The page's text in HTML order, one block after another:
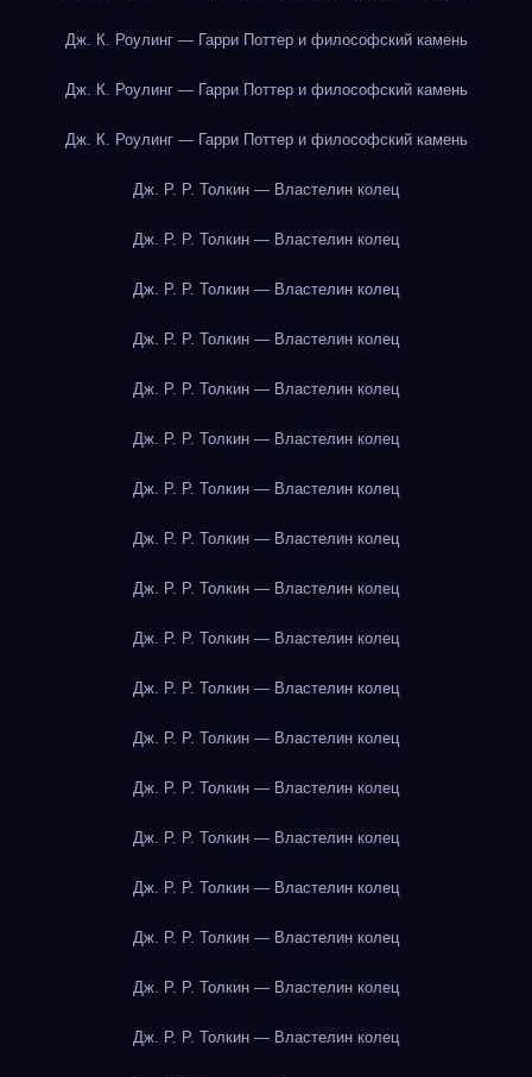
Дж. К. Роулинг — Гарри Поттер и философский камень
Дж. К. Роулинг — Гарри Поттер и философский камень
Дж. К. Роулинг — Гарри Поттер и философский камень
Дж. Р. Р. Толкин — Властелин колец
Дж. Р. Р. Толкин — Властелин колец
Дж. Р. Р. Толкин — Властелин колец
Дж. Р. Р. Толкин — Властелин колец
Дж. Р. Р. Толкин — Властелин колец
Дж. Р. Р. Толкин — Властелин колец
Дж. Р. Р. Толкин — Властелин колец
Дж. Р. Р. Толкин — Властелин колец
Дж. Р. Р. Толкин — Властелин колец
Дж. Р. Р. Толкин — Властелин колец
Дж. Р. Р. Толкин — Властелин колец
Дж. Р. Р. Толкин — Властелин колец
Дж. Р. Р. Толкин — Властелин колец
Дж. Р. Р. Толкин — Властелин колец
Дж. Р. Р. Толкин — Властелин колец
Дж. Р. Р. Толкин — Властелин колец
Дж. Р. Р. Толкин — Властелин колец
Дж. Р. Р. Толкин — Властелин колец